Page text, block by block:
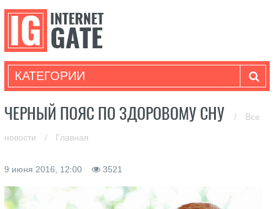
КАТЕГОРИИ
ЧЕРНЫЙ ПОЯС ПО ЗДОРОВОМУ СНУ / Все
новости / Главная
9 июня 2016, 12:00 3521